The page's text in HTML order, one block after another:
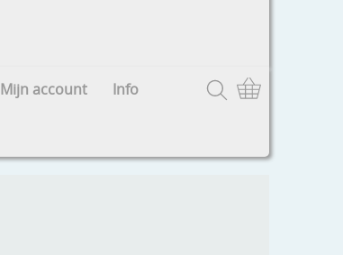
Mijn account Info